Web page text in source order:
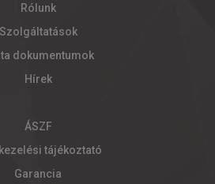
Rólunk
Szolgáltatások
dokumentumok
Hírek
ÁSZF
tájékoztató
Garancia